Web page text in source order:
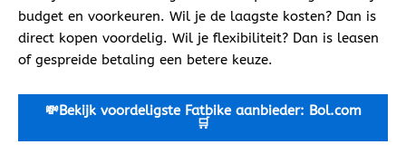
budget en voorkeuren. Wil je de laagste kosten? Dan is
direct kopen voordelig. Wil je flexibiliteit? Dan is leasen
of gespreide betaling een betere keuze.
💸Bekijk voordeligste Fatbike aanbieder: Bol.com
🛒